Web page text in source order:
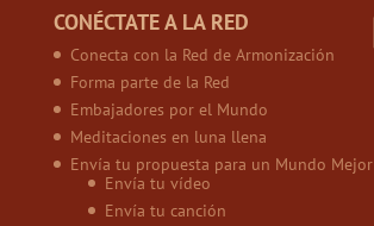
CONÉCTATE A LA RED
Conecta con la Red de Armonización
Forma parte de la Red
Embajadores por el Mundo
Meditaciones en luna llena
Envía tu propuesta para un Mundo Mejor
Envía tu vídeo
Envía tu canción